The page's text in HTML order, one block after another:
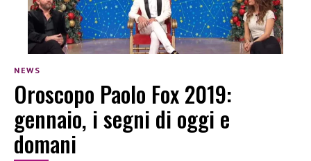
NEWS
Oroscopo Paolo Fox 2019:
gennaio, i segni di oggi e
domani